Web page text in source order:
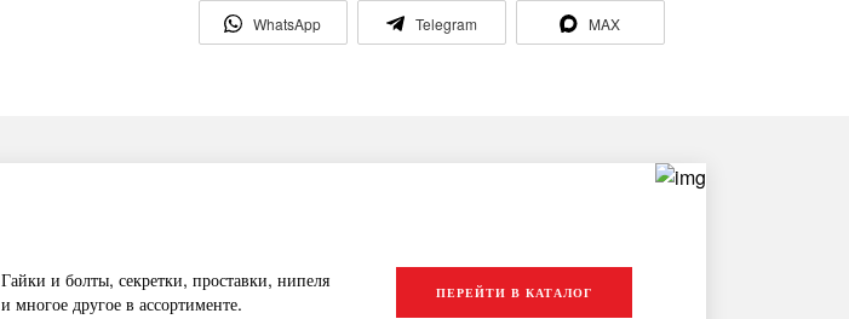
WhatsApp Telegram MAX
Гайки и болты, секретки, проставки, нипеля
и многое другое в ассортименте.
ПЕРЕЙТИ В КАТАЛОГ